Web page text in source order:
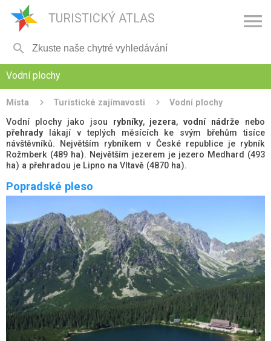
TURISTICKÝ ATLAS 

Vodní plochy
Místa Turistické zajímavosti
Vodní plochy
Vodní plochy jako jsou rybníky, jezera,vodní nádrže nebo
přehradylákají v teplých měsících ke svým břehům tisíce
návštěvníků. Největším rybníkem v České republice je rybník
Rožmberk (489 ha). Největším jezerem je jezero Medhard (493
ha) a přehradou je Lipno na Vltavě (4870 ha).
Rybník Rožmberk - hráz